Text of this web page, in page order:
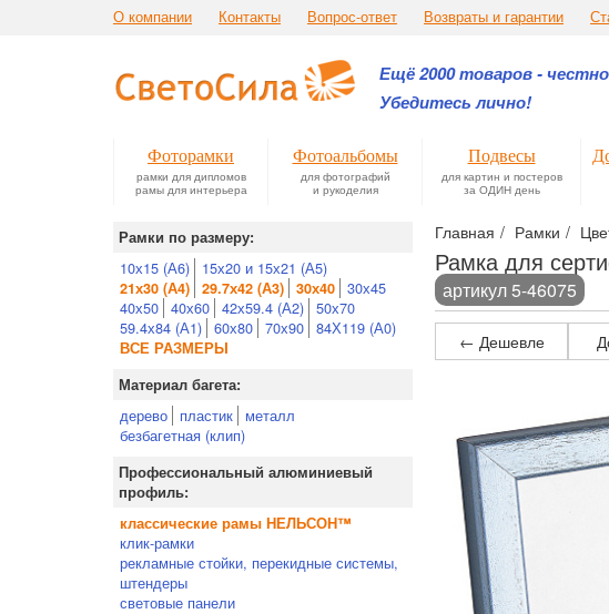
О компании Контакты Вопрос-ответ Возвраты и гарантии
Ещё 2000 товаров - честно
Убедитесь лично!
Фоторамки
рамки для дипломов
рамы для интерьера
Фотоальбомы
для фотографий
и рукоделия
Подвесы
для картин и постеров
за ОДИН день
Главная Рамки
Рамка для
артикул 5-46075
Рамки по размеру:
10х15 (А6) 15х20 и 15х21 (А5)
21х30 (А4) 29.7х42 (А3) 30х40
30х45
40х50 40х60 42х59.4 (А2) 50х70
59.4х84 (А1) 60х80 70х90 84Х119 (А0)
ВСЕ РАЗМЕРЫ
Материал багета:
дерево пластик
металл
безбагетная (клип)
Профессиональный алюминиевый
профиль:
классические рамы НЕЛЬСОН™
клик-рамки
рекламные стойки, перекидные системы,
штендеры
световые панели
← Дешевле